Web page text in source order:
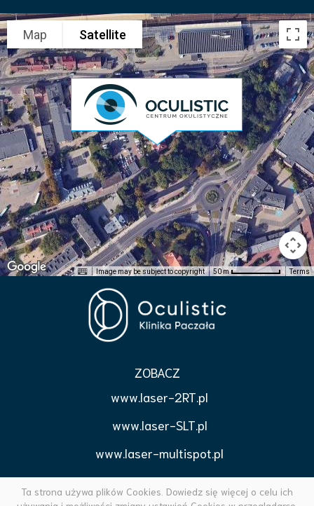
Map Satellite
Image may be subject to copyright 50 m Terms
ZOBACZ
www.laser-2RT.pl
www.laser-SLT.pl
www.laser-multispot.pl
www.korekcjapowiek.pl
Ta strona używa plików Cookies. Dowiedz się więcej o celu ich